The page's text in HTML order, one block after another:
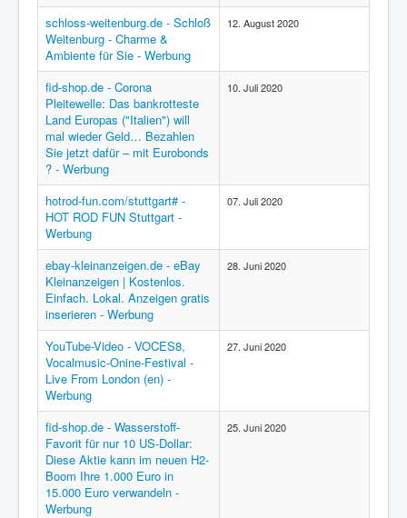
schloss-weitenburg.de - Schloß
Weitenburg - Charme &
Ambiente für Sie - Werbung
12. August 2020
fid-shop.de - Corona
Pleitewelle: Das bankrotteste
Land Europas ("Italien") will
mal wieder Geld… Bezahlen
Sie jetzt dafür – mit Eurobonds
? - Werbung
10. Juli 2020
hotrod-fun.com/stuttgart# -
HOT ROD FUN Stuttgart -
Werbung
07. Juli 2020
ebay-kleinanzeigen.de - eBay
Kleinanzeigen | Kostenlos.
Einfach. Lokal. Anzeigen gratis
inserieren - Werbung
28. Juni 2020
YouTube-Video - VOCES8,
Vocalmusic-Onine-Festival -
Live From London (en) -
Werbung
27. Juni 2020
fid-shop.de - Wasserstoff-
Favorit für nur 10 US-Dollar:
Diese Aktie kann im neuen H2-
Boom Ihre 1.000 Euro in
15.000 Euro verwandeln -
Werbung
25. Juni 2020